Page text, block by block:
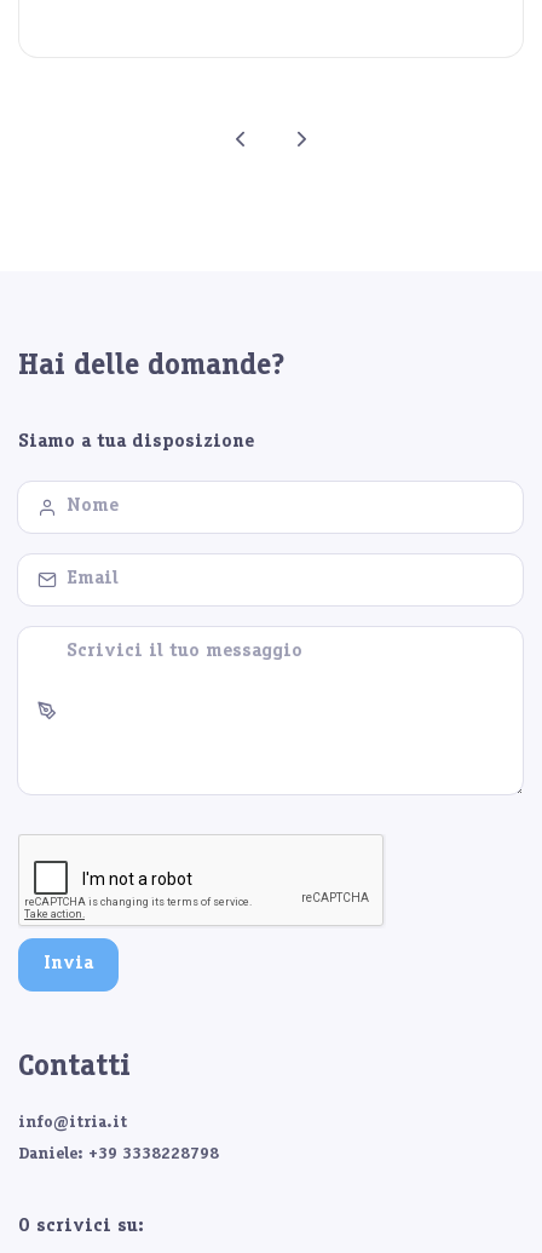
Hai delle domande?
Siamo a tua disposizione
Invia
Contatti
info@itria.it
Daniele: +39 3338228798
O scrivici su: